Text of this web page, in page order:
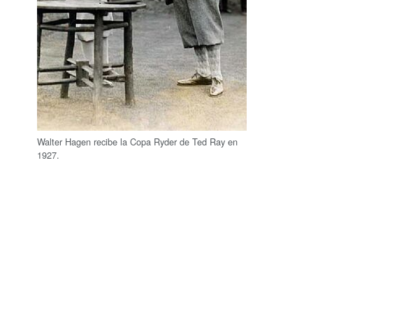
Walter Hagen recibe la Copa Ryder de Ted Ray en
1927.